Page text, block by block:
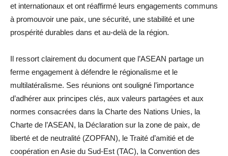
et internationaux et ont réaffirmé leurs engagements communs
à promouvoir une paix, une sécurité, une stabilité et une
prospérité durables dans et au-delà de la région.
Il ressort clairement du document que l’ASEAN partage un
ferme engagement à défendre le régionalisme et le
multilatéralisme. Ses réunions ont souligné l’importance
d’adhérer aux principes clés, aux valeurs partagées et aux
normes consacrées dans la Charte des Nations Unies, la
Charte de l’ASEAN, la Déclaration sur la zone de paix, de
liberté et de neutralité (ZOPFAN), le Traité d’amitié et de
coopération en Asie du Sud-Est (TAC), la Convention des